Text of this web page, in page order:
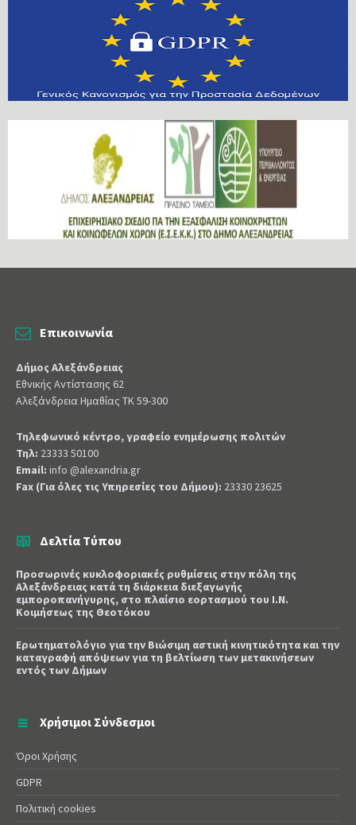
Επικοινωνία
Δήμος Αλεξάνδρειας
Εθνικής Αντίστασης 62
Αλεξάνδρεια Ημαθίας ΤΚ 59-300
Τηλεφωνικό κέντρο, γραφείο ενημέρωσης πολιτών
Τηλ: 23333 50100
Email: info @alexandria.gr
Fax (Για όλες τις Υπηρεσίες του Δήμου): 23330 23625
Δελτία Τύπου
Προσωρινές κυκλοφοριακές ρυθμίσεις στην πόλη της
Αλεξάνδρειας κατά τη διάρκεια διεξαγωγής
εμποροπανήγυρης, στο πλαίσιο εορτασμού του Ι.Ν.
Κοιμήσεως της Θεοτόκου
Ερωτηματολόγιο για την Βιώσιμη αστική κινητικότητα και την
καταγραφή απόψεων για τη βελτίωση των μετακινήσεων
εντός των Δήμων
Χρήσιμοι Σύνδεσμοι
Όροι Χρήσης
GDPR
Πολιτική cookies